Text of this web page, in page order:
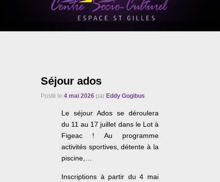
Centre Socio Culturel de Watten
Séjour ados
Posté le 4 mai 2026 par Eddy Gogibus
Le séjour Ados se déroulera
du 11 au 17 juillet dans le Lot à
Figeac ! Au programme
activités sportives, détente à la
piscine,…
Inscriptions à partir du 4 mai